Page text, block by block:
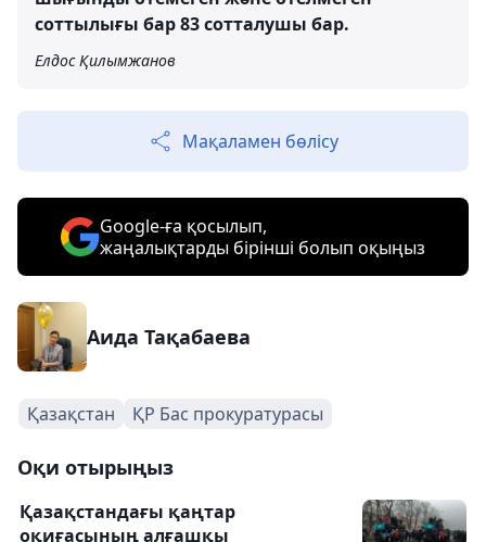
соттылығы бар 83 сотталушы бар.
Елдос Қилымжанов
Мақаламен бөлісу
Google-ға қосылып,
жаңалықтарды бірінші болып оқыңыз
Аида Тақабаева
Қазақстан ҚР Бас прокуратурасы
Оқи отырыңыз
Қазақстандағы қаңтар
оқиғасының алғашқы